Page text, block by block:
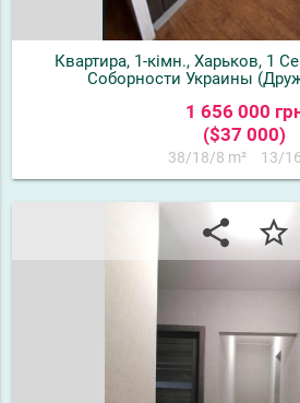
Квартира, 1-кімн., Харьков, 1
Соборности Украины
1 656 000
($37 000)
38/18/8 m² 13/
share star_border